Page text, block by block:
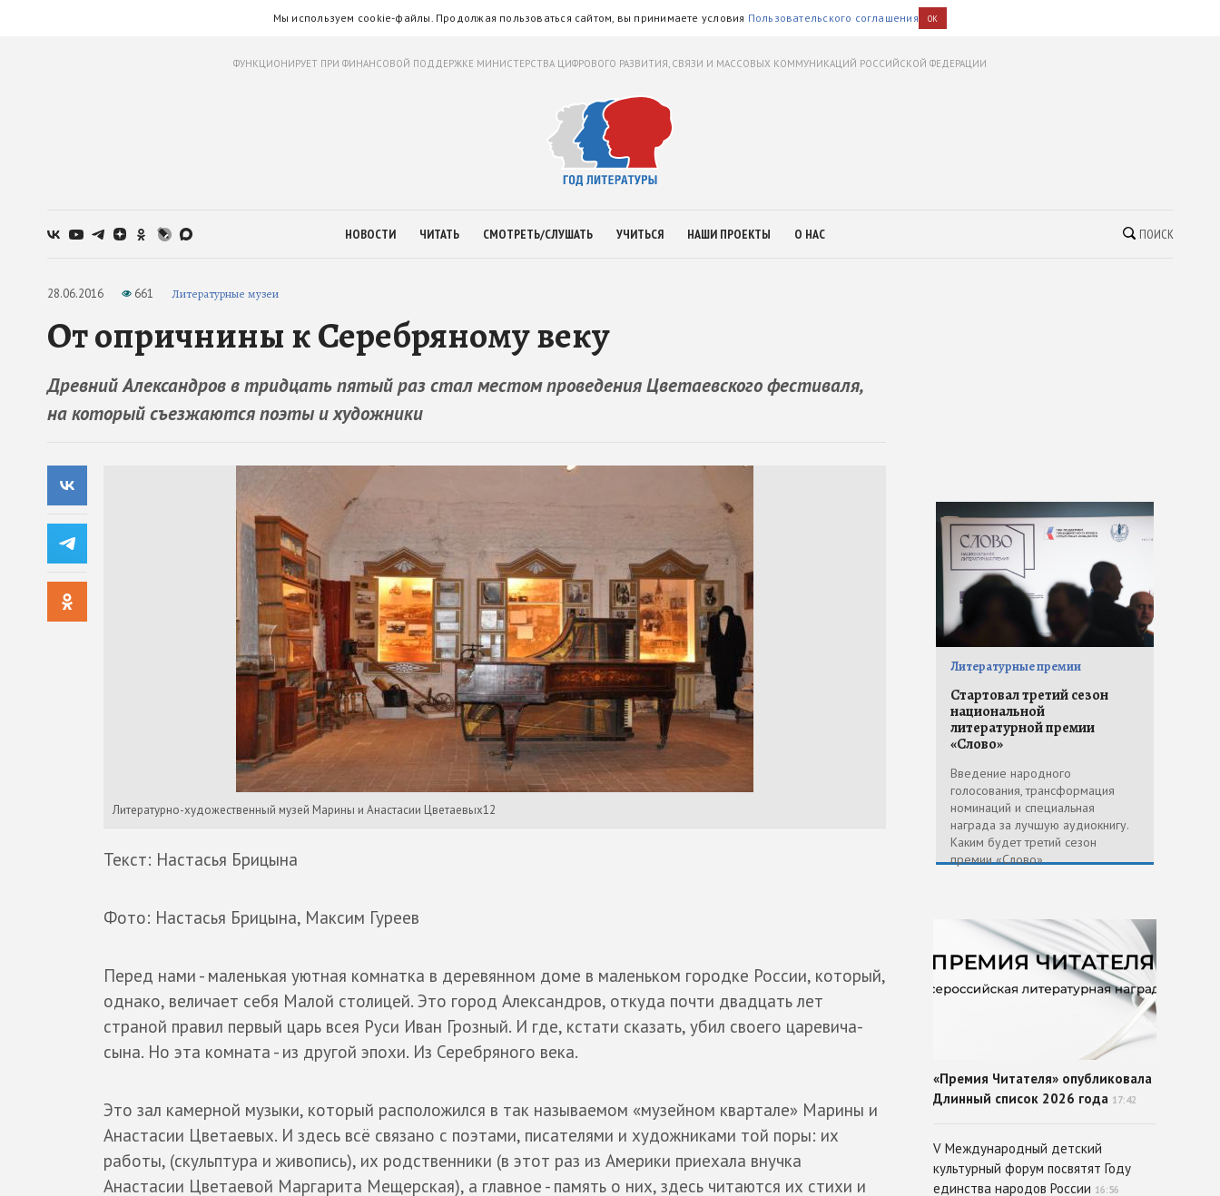
Мы используем cookie-файлы. Продолжая пользоваться сайтом, вы принимаете условия Пользовательского соглашения OK
ФУНКЦИОНИРУЕТ ПРИ ФИНАНСОВОЙ ПОДДЕРЖКЕ МИНИСТЕРСТВА ЦИФРОВОГО РАЗВИТИЯ, СВЯЗИ И МАССОВЫХ КОММУНИКАЦИЙ РОССИЙСКОЙ ФЕДЕРАЦИИ
НОВОСТИ ЧИТАТЬ СМОТРЕТЬ/СЛУШАТЬ УЧИТЬСЯ НАШИ ПРОЕКТЫ О НАС ПОИСК
28.06.2016 661 Литературные музеи
От опричнины к Серебряному веку
Древний Александров в тридцать пятый раз стал местом проведения Цветаевского фестиваля,
на который съезжаются поэты и художники
Литературно-художественный музей Марины и Анастасии Цветаевых12
Текст: Настасья Брицына
Фото: Настасья Брицына, Максим Гуреев
Перед нами - маленькая уютная комнатка в деревянном доме в маленьком городке России, который,
однако, величает себя Малой столицей. Это город Александров, откуда почти двадцать лет
страной правил первый царь всея Руси Иван Грозный. И где, кстати сказать, убил своего царевича-
сына. Но эта комната - из другой эпохи. Из Серебряного века.
Это зал камерной музыки, который расположился в так называемом «музейном квартале» Марины и
Анастасии Цветаевых. И здесь всё связано с поэтами, писателями и художниками той поры: их
работы, (скульптура и живопись), их родственники (в этот раз из Америки приехала внучка
Анастасии Цветаевой Маргарита Мещерская), а главное - память о них, здесь читаются их стихи и
Литературные премии
Стартовал третий сезон
национальной
литературной премии
«Слово»
Введение народного
голосования, трансформация
номинаций и специальная
награда за лучшую аудиокнигу.
Каким будет третий сезон
премии «Слово»
«Премия Читателя» опубликовала
Длинный список 2026 года 17:42
V Международный детский
культурный форум посвятят Году
единства народов России 16:56